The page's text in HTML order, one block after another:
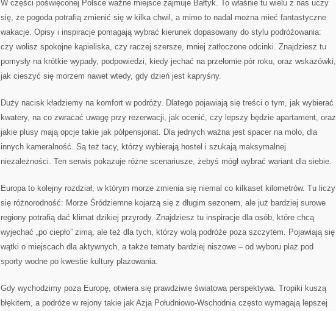
W części poświęconej Polsce ważne miejsce zajmuje Bałtyk. To właśnie tu wielu z nas uczy
się, że pogoda potrafią zmienić się w kilka chwil, a mimo to nadal można mieć fantastyczne
wakacje. Opisy i inspiracje pomagają wybrać kierunek dopasowany do stylu podróżowania:
czy wolisz spokojne kąpieliska, czy raczej szersze, mniej zatłoczone odcinki. Znajdziesz tu
pomysły na krótkie wypady, podpowiedzi, kiedy jechać na przełomie pór roku, oraz wskazówki,
jak cieszyć się morzem nawet wtedy, gdy dzień jest kapryśny.
Duży nacisk kładziemy na komfort w podróży. Dlatego pojawiają się treści o tym, jak wybierać
kwatery, na co zwracać uwagę przy rezerwacji, jak ocenić, czy lepszy będzie apartament, oraz
jakie plusy mają opcje takie jak półpensjonat. Dla jednych ważna jest spacer na molo, dla
innych kameralność. Są też tacy, którzy wybierają hostel i szukają maksymalnej
niezależności. Ten serwis pokazuje różne scenariusze, żebyś mógł wybrać wariant dla siebie.
Europa to kolejny rozdział, w którym morze zmienia się niemal co kilkaset kilometrów. Tu liczy
się różnorodność: Morze Śródziemne kojarzą się z długim sezonem, ale już bardziej surowe
regiony potrafią dać klimat dzikiej przyrody. Znajdziesz tu inspiracje dla osób, które chcą
wyjechać „po ciepło” zimą, ale też dla tych, którzy wolą podróże poza szczytem. Pojawiają się
wątki o miejscach dla aktywnych, a także tematy bardziej niszowe – od wyboru plaż pod
sporty wodne po kwestie kultury plażowania.
Gdy wychodzimy poza Europę, otwiera się prawdziwie światowa perspektywa. Tropiki kuszą
błękitem, a podróże w rejony takie jak Azja Południowo-Wschodnia często wymagają lepszej